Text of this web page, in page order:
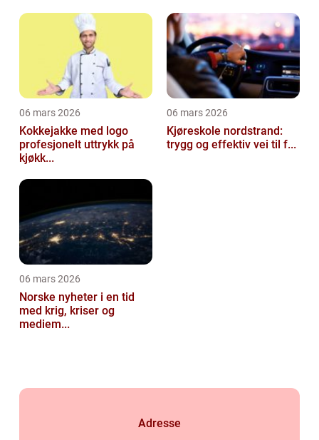
06 mars 2026
Kokkejakke med logo
profesjonelt uttrykk på
kjøkk...
06 mars 2026
Kjøreskole nordstrand:
trygg og effektiv vei til f...
06 mars 2026
Norske nyheter i en tid
med krig, kriser og
mediem...
Adresse